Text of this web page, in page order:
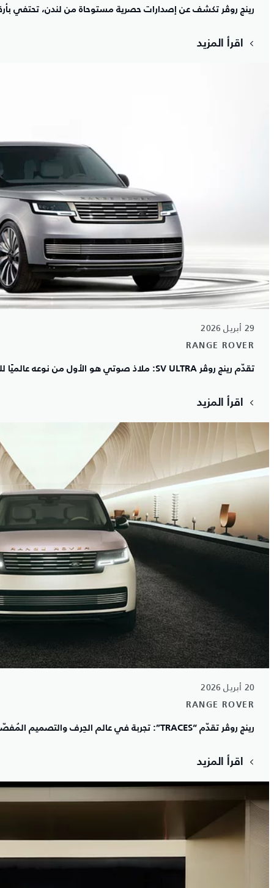
رينج روڤر تكشف عن إصدارات حصرية مستوحاة من لندن، تحتفي
اقرأ المزيد
29 أبريل 2026
RANGE ROVER
تقدّم رينج روڤر SV ULTRA: ملاذ صوتي هو الأول من نوعه عالميًا للجسد والعقل
اقرأ المزيد
20 أبريل 2026
RANGE ROVER
رينج روڤر تقدّم “TRACES”: تجربة في عالم الحِرف والتصميم المُفصّل خلال أسبوع ميلانو للتصميم 2026
اقرأ المزيد